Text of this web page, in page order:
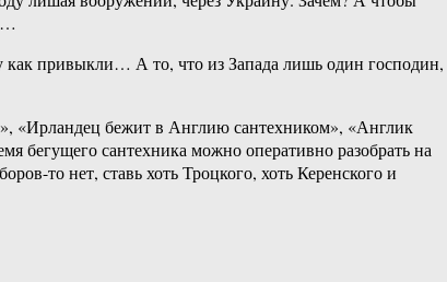
привыкли… А то, что из Запада лишь один господин,
«Ирландец бежит в Англию сантехником», «Англик
бегущего сантехника можно оперативно разобрать на
то нет, ставь хоть Троцкого, хоть Керенского и